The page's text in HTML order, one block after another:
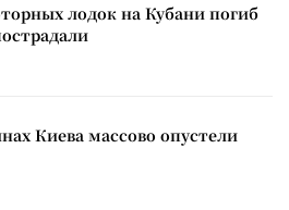
лодок на Кубани погиб
Киева массово опустели